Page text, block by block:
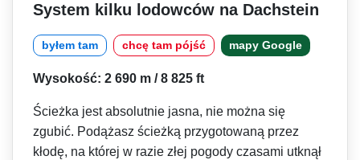
System kilku lodowców na Dachstein
byłem tam chcę tam pójść mapy Google
Wysokość: 2 690 m / 8 825 ft
Ścieżka jest absolutnie jasna, nie można się
zgubić. Podążasz ścieżką przygotowaną przez
kłodę, na której w razie złej pogody czasami utknął